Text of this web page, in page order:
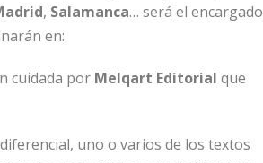
, Salamanca… será el encargado
en:
cuidada por Melqart Editorial que
uno o varios de los textos